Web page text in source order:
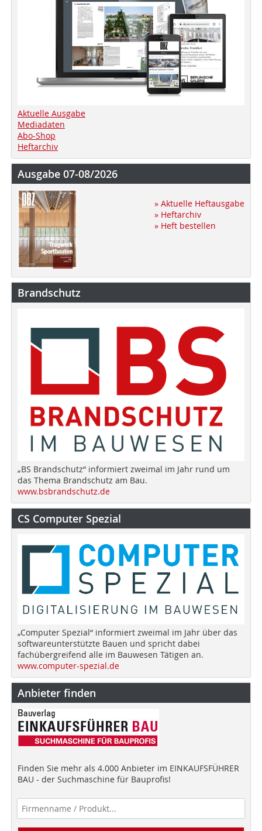
Aktuelle Ausgabe
Mediadaten
Abo-Shop
Heftarchiv
Ausgabe 07-08/2026
» Aktuelle Heftausgabe
» Heftarchiv
» Heft bestellen
Brandschutz
„BS Brandschutz“ informiert zweimal im Jahr rund um
das Thema Brandschutz am Bau.
www.bsbrandschutz.de
CS Computer Spezial
„Computer Spezial“ informiert zweimal im Jahr über das
softwareunterstützte Bauen und spricht dabei
fachübergreifend alle im Bauwesen Tätigen an.
www.computer-spezial.de
Anbieter finden
Finden Sie mehr als 4.000 Anbieter im EINKAUFSFÜHRER
BAU - der Suchmaschine für Bauprofis!